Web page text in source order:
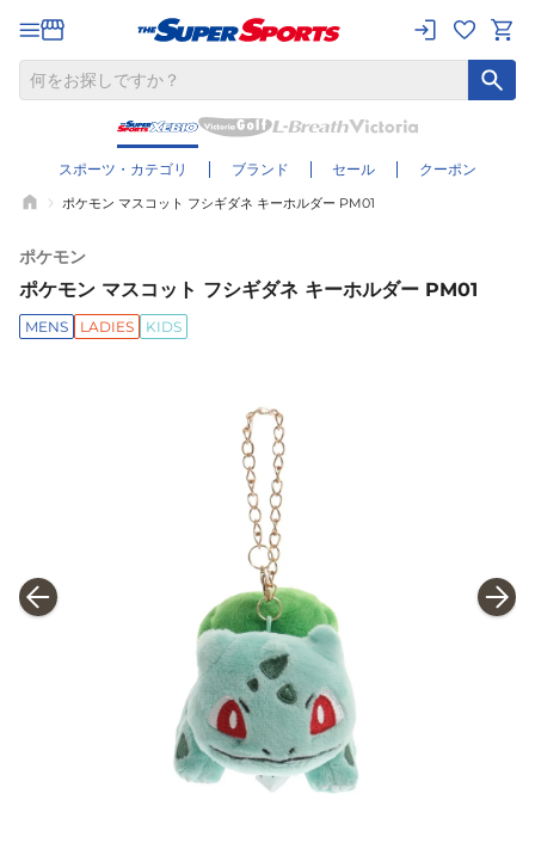
スポーツ・カテゴリ ブランド セール クーポン
ポケモン マスコット フシギダネ キーホルダー PM01
ポケモン
ポケモン マスコット フシギダネ キーホルダー PM01
MENS LADIES KIDS